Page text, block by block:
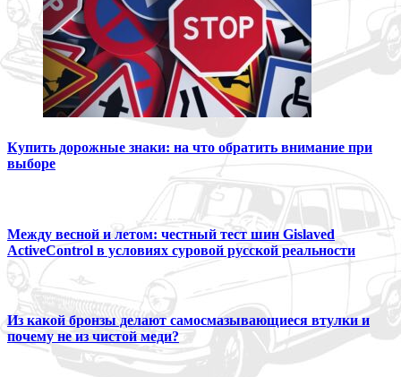
Купить дорожные знаки: на что обратить внимание при
выборе
Между весной и летом: честный тест шин Gislaved
ActiveControl в условиях суровой русской реальности
Из какой бронзы делают самосмазывающиеся втулки и
почему не из чистой меди?